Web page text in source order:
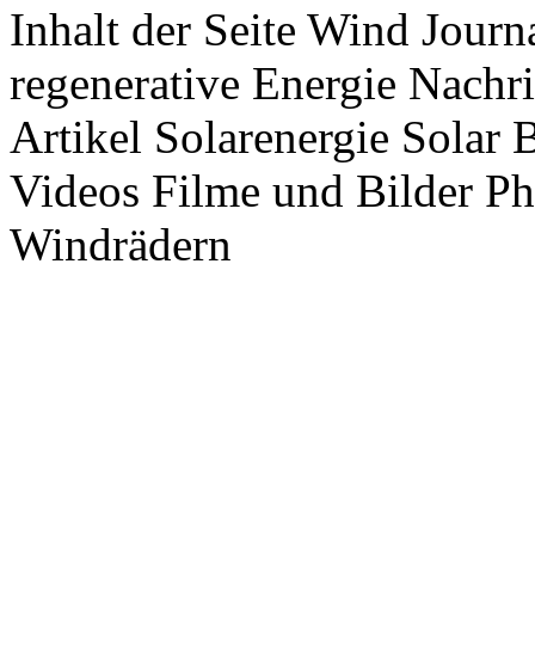
Inhalt der Seite Wind
regenerative Energie
Artikel Solarenergie Solar
Videos Filme und Bilder
Windrädern